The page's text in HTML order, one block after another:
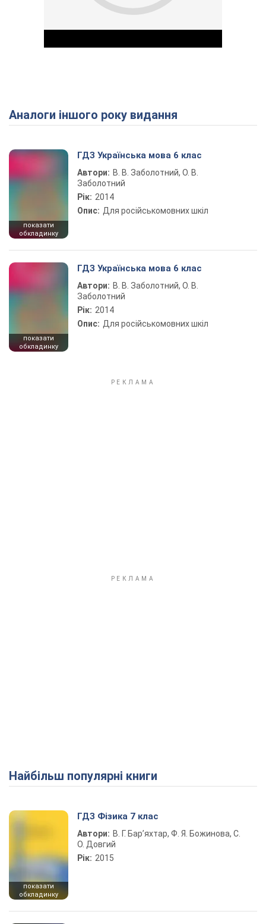
Play Video
Аналоги іншого року видання
показати
обкладинку
ГДЗ Українська мова 6 клас
Автори: В. В. Заболотний, О. В.
Заболотний
Рік: 2014
Опис: Для російськомовних шкіл
показати
обкладинку
ГДЗ Українська мова 6 клас
Автори: В. В. Заболотний, О. В.
Заболотний
Рік: 2014
Опис: Для російськомовних шкіл
Найбільш популярні книги
показати
обкладинку
ГДЗ Фізика 7 клас
Автори: В. Г. Бар’яхтар, Ф. Я. Божинова, С.
О. Довгий
Рік: 2015